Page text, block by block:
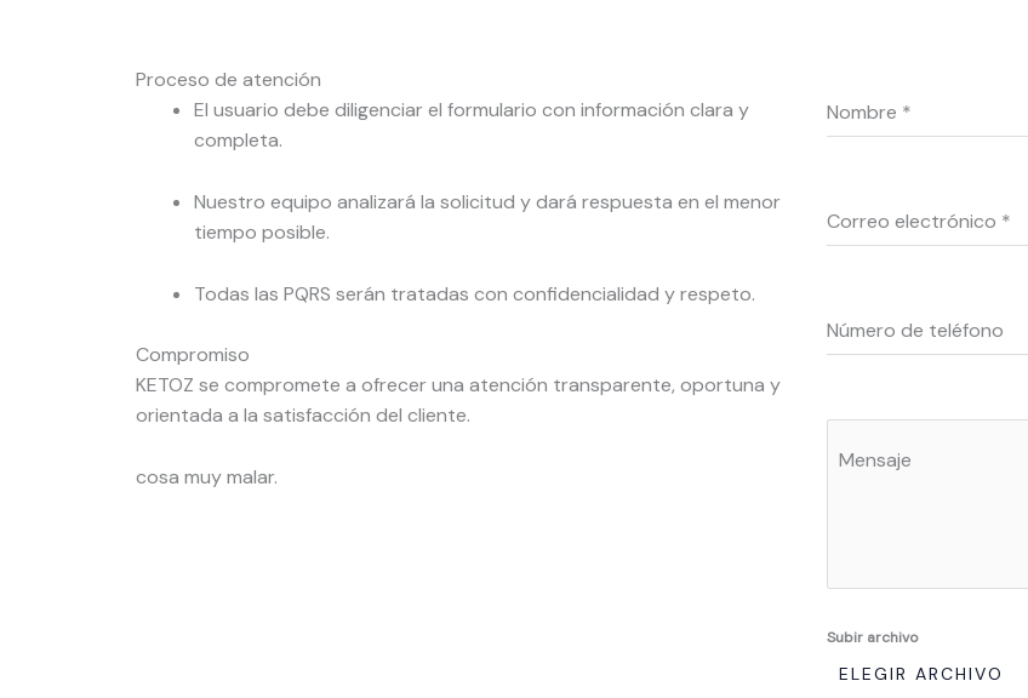
Proceso de atención
El usuario debe diligenciar el formulario con información clara y
completa.
Nuestro equipo analizará la solicitud y dará respuesta en el menor
tiempo posible.
Todas las PQRS serán tratadas con confidencialidad y respeto.
Compromiso
KETOZ se compromete a ofrecer una atención transparente, oportuna y
orientada a la satisfacción del cliente.
cosa muy malar.
Nombre *
Correo electrónico *
Número de teléfono
Mensaje
Subir archivo
ELEGIR ARCHIVO